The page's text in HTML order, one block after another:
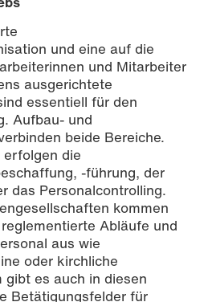
und eine auf die
und Mitarbeiter
ausgerichtete
essentiell für den
Aufbau- und
beide Bereiche.
die
-führung, der
das Personalcontrolling.
kommen
Abläufe und
aus wie
oder kirchliche
es auch in diesen
Betätigungsfelder für